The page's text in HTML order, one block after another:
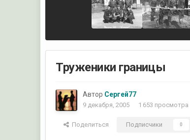
Труженики границы
Автор Сергей77
9 декабря, 2005 1 653 просмотра
Поделиться Подписчики 0